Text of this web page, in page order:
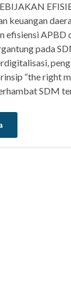
keuangan
efisiensi APBD
pada
“the right
SDM